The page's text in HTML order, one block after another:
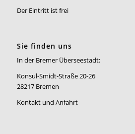
Der Eintritt ist frei
Sie finden uns
In der Bremer Überseestadt:
Konsul-Smidt-Straße 20-26
28217 Bremen
Kontakt und Anfahrt